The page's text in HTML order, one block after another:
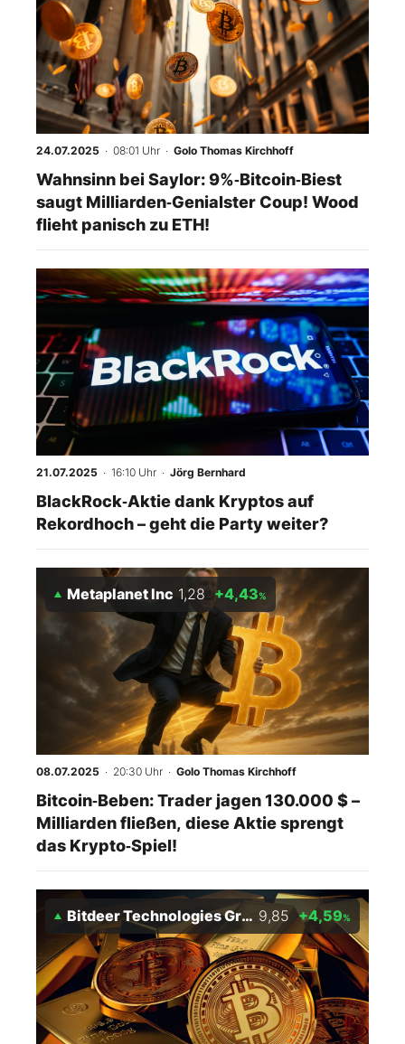
24.07.2025 · 08:01 Uhr · Golo Thomas Kirchhoff
Wahnsinn bei Saylor: 9%‑Bitcoin‑Biest
saugt Milliarden‑Genialster Coup! Wood
flieht panisch zu ETH!
21.07.2025 · 16:10 Uhr · Jörg Bernhard
BlackRock‑Aktie dank Kryptos auf
Rekordhoch – geht die Party weiter?
Metaplanet Inc 1,28 +4,43%
08.07.2025 · 20:30 Uhr · Golo Thomas Kirchhoff
Bitcoin‑Beben: Trader jagen 130.000 $ –
Milliarden fließen, diese Aktie sprengt
das Krypto‑Spiel!
Bitdeer Technologies Group 9,85 +4,59%